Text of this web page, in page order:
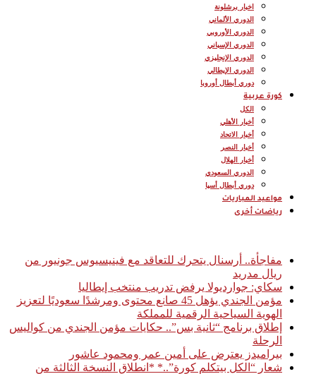
اخبار برشلونة
الدوري الألماني
الدوري الأوروبي
الدوري الإسباني
الدوري الإنجليزي
الدوري الإيطالي
دوري أبطال أوروبا
كورة عربية
الكل
أخبار الأهلي
أخبار الاتحاد
أخبار النصر
أخبار الهلال
الدوري السعودي
دوري أبطال أسيا
مواعيد المباريات
رياضات أخرى
مفاجأة.. أرسنال يتحرك للتعاقد مع فينيسيوس جونيور من
ريال مدريد
سكاي: جوارديولا يرفض تدريب منتخب إيطاليا
مؤمن الجندي يؤهل 45 صانع محتوى ومرشدًا سعوديًا لتعزيز
الهوية السياحية الرقمية للمملكة
إطلاق برنامج “ثانية بس”.. حكايات مؤمن الجندي من كواليس
الرحلة
بيراميدز يعترض على أمين عمر ومحمود عاشور
شعار “الكل بيتكلم كورة”..* *انطلاق النسخة الثالثة من